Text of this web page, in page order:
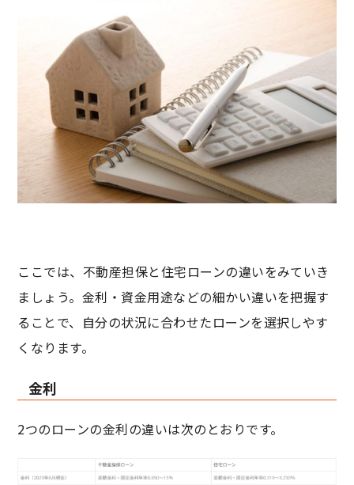
ここでは、不動産担保と住宅ローンの違いをみていき
ましょう。金利・資金用途などの細かい違いを把握す
ることで、自分の状況に合わせたローンを選択しやす
くなります。
金利
2つのローンの金利の違いは次のとおりです。